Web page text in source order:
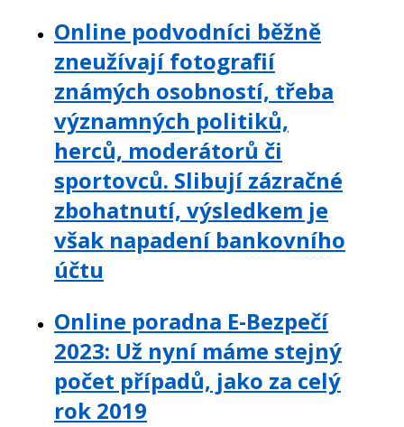
Online podvodníci běžně
zneužívají fotografií
známých osobností, třeba
významných politiků,
herců, moderátorů či
sportovců. Slibují zázračné
zbohatnutí, výsledkem je
však napadení bankovního
účtu
Online poradna E-Bezpečí
2023: Už nyní máme stejný
počet případů, jako za celý
rok 2019